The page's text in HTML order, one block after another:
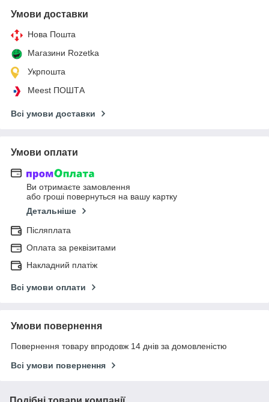
Умови доставки
Нова Пошта
Магазини Rozetka
Укрпошта
Meest ПОШТА
Всі умови доставки
Умови оплати
Ви отримаєте замовлення
або гроші повернуться на вашу картку
Детальніше
Післяплата
Оплата за реквізитами
Накладний платіж
Всі умови оплати
Умови повернення
Повернення товару впродовж 14 днів за домовленістю
Всі умови повернення